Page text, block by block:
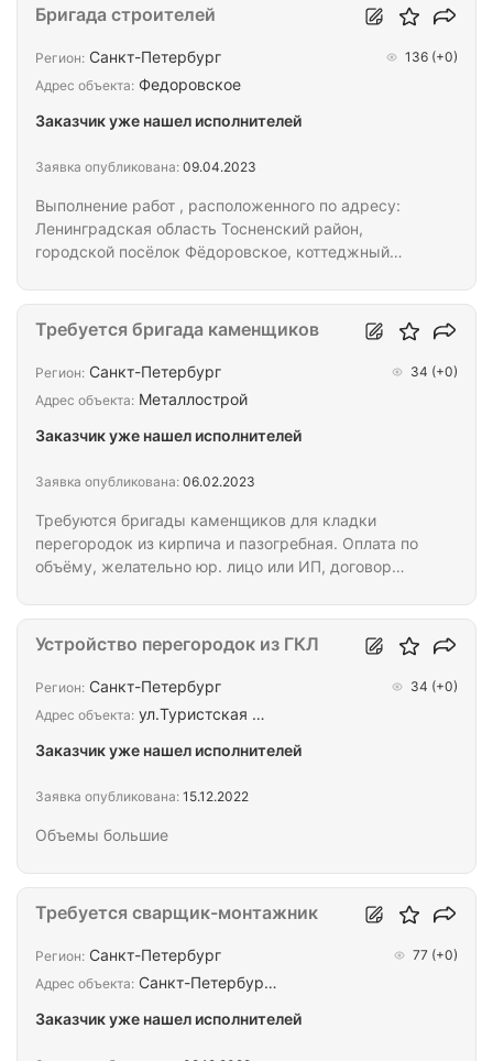
выполнение 16 дней . бригада миним 3 человека
сварщик в обязательном порядке. Все
необходимое оборудование предоставлю от Вас
Выполнение работ , расположенного по адресу:
Ленинградская область Тосненский район,
городской посёлок Фёдоровское, коттеджный
земляные работы 2) Жб плита 300 мм 3) Кладка
несущих стен 300мм перегородки 150мм 4)
оконные перемычки Жб приготовление на месте 5)
Армопояс по несущим стенам приготовление на
месте 6) Жб перекрытие + Устройство кровли с
ПВХ мембраной Смета должна включать
Бригада строителей
Регион: Санкт-Петербург 136 (+0)
Адрес объекта: Федоровское
Заказчик уже нашел исполнителей
Заявка опубликована: 09.04.2023
Требуются бригады каменщиков для кладки
перегородок из кирпича и пазогребная. Оплата по
объёму, желательно юр. лицо или ИП, договор
Требуется бригада каменщиков
Регион: Санкт-Петербург 34 (+0)
Адрес объекта: Металлострой
Заказчик уже нашел исполнителей
Заявка опубликована: 06.02.2023
Объемы большие
Устройство перегородок из ГКЛ
Регион: Санкт-Петербург 34 (+0)
Адрес объекта: ул.Туристская …
Заказчик уже нашел исполнителей
Заявка опубликована: 15.12.2022
Требуется сварщик-монтажник
Регион: Санкт-Петербург 77 (+0)
Адрес объекта: Санкт-Петербур…
Заказчик уже нашел исполнителей